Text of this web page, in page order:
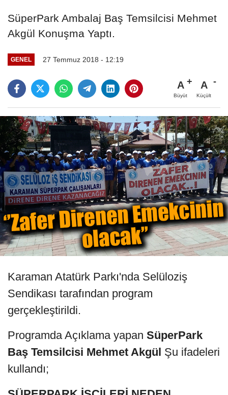
SüperPark Ambalaj Baş Temsilcisi Mehmet
Akgül Konuşma Yaptı.
GENEL 27 Temmuz 2018 - 12:19
A
Büyüt
A
Küçült
Karaman Atatürk Parkı'nda Selüloziş
Sendikası tarafından program
gerçekleştirildi.
Programda Açıklama yapan SüperPark
Baş Temsilcisi Mehmet Akgül Şu ifadeleri
kullandı;